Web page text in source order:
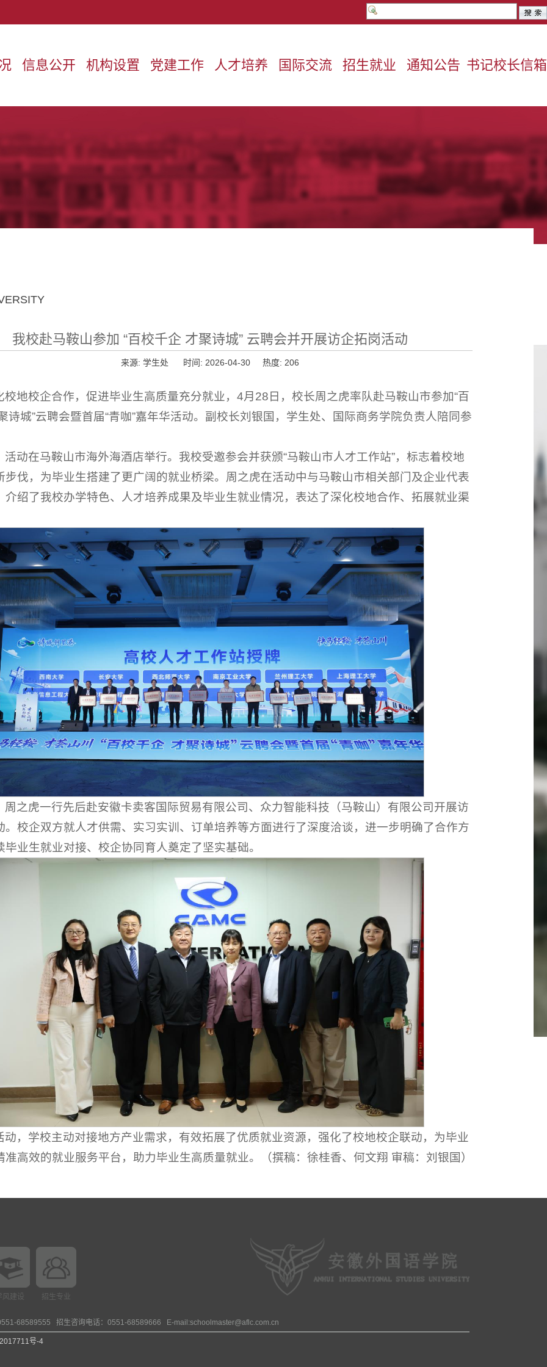
信息公开 机构设置 党建工作 人才培养 国际交流 招生就业 通知公告 书记校长信箱
我校赴马鞍山参加 “百校千企 才聚诗城” 云聘会并开展访企拓岗活动
来源: 学生处 时间: 2026-04-30 热度: 206
校地校企合作，促进毕业生高质量充分就业，4月28日，校长周之虎率队赴马鞍山市参加“百
诗城”云聘会暨首届“青咖”嘉年华活动。副校长刘银国，学生处、国际商务学院负责人陪同参
活动在马鞍山市海外海酒店举行。我校受邀参会并获颁“马鞍山市人才工作站”，标志着校地
步伐，为毕业生搭建了更广阔的就业桥梁。周之虎在活动中与马鞍山市相关部门及企业代表
介绍了我校办学特色、人才培养成果及毕业生就业情况，表达了深化校地合作、拓展就业渠
周之虎一行先后赴安徽卡卖客国际贸易有限公司、众力智能科技（马鞍山）有限公司开展访
。校企双方就人才供需、实习实训、订单培养等方面进行了深度洽谈，进一步明确了合作方
毕业生就业对接、校企协同育人奠定了坚实基础。
动，学校主动对接地方产业需求，有效拓展了优质就业资源，强化了校地校企联动，为毕业
准高效的就业服务平台，助力毕业生高质量就业。（撰稿：徐桂香、何文翔 审稿：刘银国）
风建设 招生专业
68589555 招生咨询电话：0551-68589666 E-mail:schoolmaster@aflc.com.cn
号-4